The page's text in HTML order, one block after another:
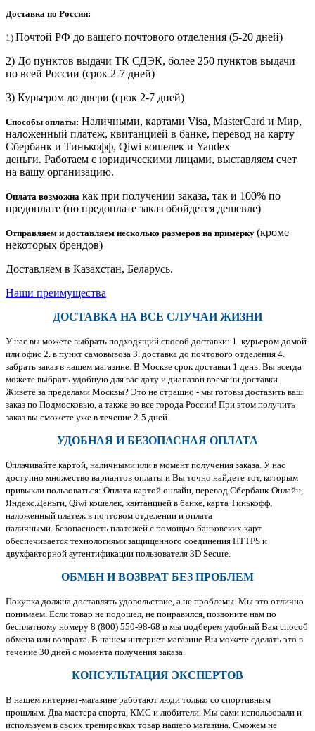
Доставка по России:
1) Почтой РФ до вашего почтового отделения (5-20 дней)
2) До пунктов выдачи ТК СДЭК, более 250 пунктов выдачи
по всей России (срок 2-7 дней)
3) Курьером до двери (срок 2-7 дней)
Способы оплаты: Наличными, картами Visa, MasterCard и Мир,
наложенный платеж, квитанцией в банке, перевод на карту
Сбербанк и Тинькофф, Qiwi кошелек и Yandex
деньги. Работаем с юридическими лицами, выставляем счет
на вашу организацию.
Оплата возможна как при получении заказа, так и 100% по
предоплате (по предоплате заказ обойдется дешевле)
Отправляем и доставляем несколько размеров на примерку (кроме
некоторых брендов)
Доставляем в Казахстан, Беларусь.
Наши преимущества
ДОСТАВКА НА ВСЕ СЛУЧАИ ЖИЗНИ
У нас вы можете выбрать подходящий способ доставки: 1. курьером домой
или офис 2. в пункт самовывоза 3. доставка до почтового отделения 4.
забрать заказ в нашем магазине. В Москве срок доставки 1 день. Вы всегда
можете выбрать удобную для вас дату и диапазон времени доставки.
Живете за пределами Москвы? Это не страшно - мы готовы доставить ваш
заказ по Подмосковью, а также во все города России! При этом получить
заказ вы сможете уже в течение 2-5 дней.
УДОБНАЯ И БЕЗОПАСНАЯ ОПЛАТА
Оплачивайте картой, наличными или в момент получения заказа. У нас
доступно множество вариантов оплаты и Вы точно найдете тот, которым
привыкли пользоваться: Оплата картой онлайн, перевод Сбербанк-Онлайн,
Яндекс.Деньги, Qiwi кошелек, квитанцией в банке, карта Тинькофф,
наложенный платеж в почтовом отделении и оплата
наличными. Безопасность платежей с помощью банковских карт
обеспечивается технологиями защищенного соединения HTTPS и
двухфакторной аутентификации пользователя 3D Secure.
ОБМЕН И ВОЗВРАТ БЕЗ ПРОБЛЕМ
Покупка должна доставлять удовольствие, а не проблемы. Мы это отлично
понимаем. Если товар не подошел, не понравился, позвоните нам по
бесплатному номеру 8 (800) 550-98-68 и мы подберем удобный Вам способ
обмена или возврата. В нашем интернет-магазине Вы можете сделать это в
течение 30 дней с момента получения заказа.
КОНСУЛЬТАЦИЯ ЭКСПЕРТОВ
В нашем интернет-магазине работают люди только со спортивным
прошлым. Два мастера спорта, КМС и любители. Мы сами использовали и
используем в своих тренировках товар нашего магазина. Сможем не